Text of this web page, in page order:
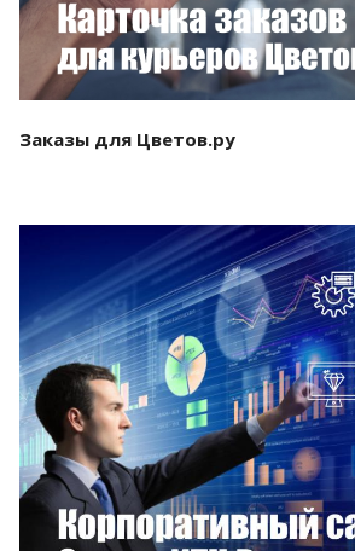
Заказы для Цветов.ру
Смотреть проект